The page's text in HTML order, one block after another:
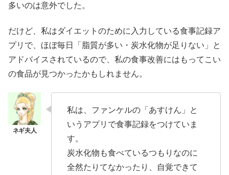
多いのは意外でした。
だけど、私はダイエットのために入力している食事記録ア
プリで、ほぼ毎日「脂質が多い・炭水化物が足りない」と
アドバイスされているので、私の食事改善にはもってこい
の食品が見つかったかもしれません。
私は、ファンケルの「あすけん」と
いうアプリで食事記録をつけていま
す。
炭水化物も食べているつもりなのに
全然たりてなかったり、自覚できて